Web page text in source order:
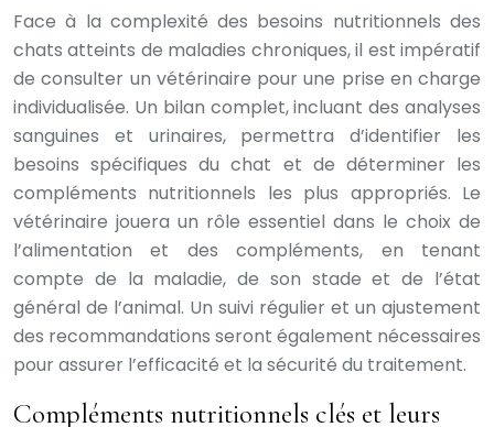
Face à la complexité des besoins nutritionnels des
chats atteints de maladies chroniques, il est impératif
de consulter un vétérinaire pour une prise en charge
individualisée. Un bilan complet, incluant des analyses
sanguines et urinaires, permettra d’identifier les
besoins spécifiques du chat et de déterminer les
compléments nutritionnels les plus appropriés. Le
vétérinaire jouera un rôle essentiel dans le choix de
l’alimentation et des compléments, en tenant
compte de la maladie, de son stade et de l’état
général de l’animal. Un suivi régulier et un ajustement
des recommandations seront également nécessaires
pour assurer l’efficacité et la sécurité du traitement.
Compléments nutritionnels clés et leurs